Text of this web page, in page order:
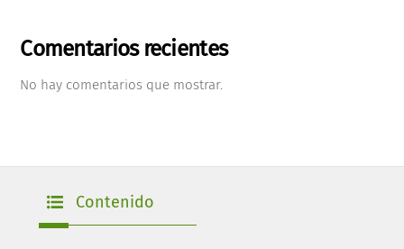
Comentarios recientes
No hay comentarios que mostrar.
Contenido